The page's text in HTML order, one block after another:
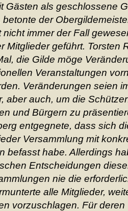
Gästen als geschlossene
der
nicht immer der Fall
Mitglieder geführt. Torsten
die Gilde möge
Veranstaltungen
Veränderungen seien
aber auch, um die
und Bürgern zu
entgegnete, dass sich
Versammlung mit
befasst habe. Allerdings
Entscheidungen
nie die
alle Mitglieder,
vorzuschlagen. Für